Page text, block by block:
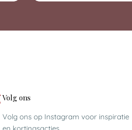
Volg ons
Volg ons op Instagram voor inspiratie